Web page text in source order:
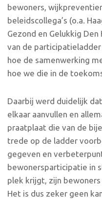
bewoners,
beleidscollega’s (o.a.
Gezond en Gelukkig
van de
hoe de samenwerking
hoe we die in de
Daarbij werd duidelijk
elkaar aanvullen en
praatplaat die van de
trede op de ladder
gegeven en
bewonersparticipatie in
plek krijgt, zijn
Het is dus zeker geen